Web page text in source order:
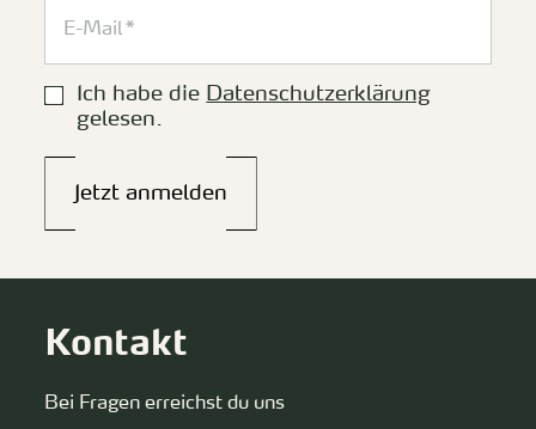
Ich habe die Datenschutzerklärung
gelesen.
Jetzt anmelden
Kontakt
Bei Fragen erreichst du uns